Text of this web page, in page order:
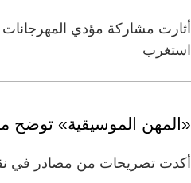
أثارت مشاركة مؤدي
استغرب
«المهن الموسيقية» توضح
أكدت تصريحات من مصادر في